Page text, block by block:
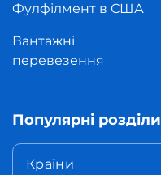
Фулфілмент в США
Вантажні
перевезення
Популярні розділи
Країни